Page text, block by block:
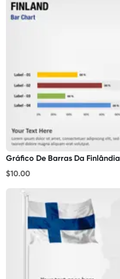
Gráfico De Barras Da Finlândia
$10.00